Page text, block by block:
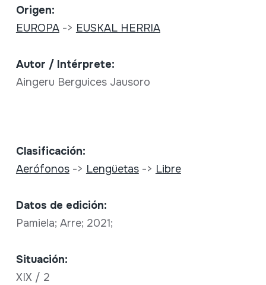
Origen:
EUROPA-> EUSKAL HERRIA
Autor / Intérprete:
Aingeru Berguices Jausoro
Clasificación:
Aerófonos-> Lengüetas-> Libre
Datos de edición:
Pamiela; Arre; 2021;
Situación:
XIX / 2